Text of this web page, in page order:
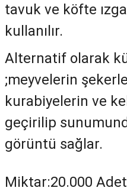
tavuk ve köfte
kullanılır.
Alternatif olarak
;meyvelerin
kurabiyelerin ve
geçirilip
görüntü sağlar.
Miktar:20.000